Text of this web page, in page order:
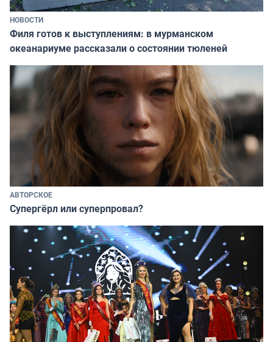
НОВОСТИ
Филя готов к выступлениям: в мурманском
океанариуме рассказали о состоянии тюленей
АВТОРСКОЕ
Супергёрл или суперпровал?